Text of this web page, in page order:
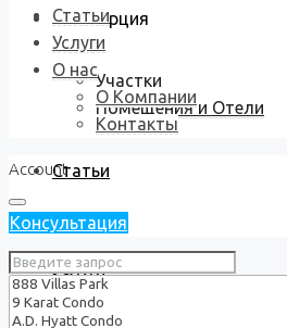
Коммерция
Участки
Помещения и Отели
Статьи
Услуги
Статьи
Услуги
О нас
О Компании
Контакты
Account
Консультация